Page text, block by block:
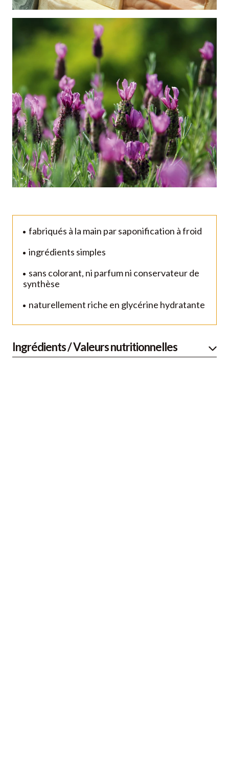
fabriqués à la main par saponification à froid
ingrédients simples
sans colorant, ni parfum ni conservateur de
synthèse
naturellement riche en glycérine hydratante
Ingrédients / Valeurs nutritionnelles